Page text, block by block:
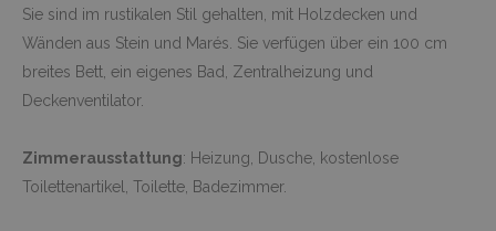
Sie sind im rustikalen Stil gehalten, mit Holzdecken und
Wänden aus Stein und Marés. Sie verfügen über ein 100 cm
breites Bett, ein eigenes Bad, Zentralheizung und
Deckenventilator.
Zimmerausstattung: Heizung, Dusche, kostenlose
Toilettenartikel, Toilette, Badezimmer.